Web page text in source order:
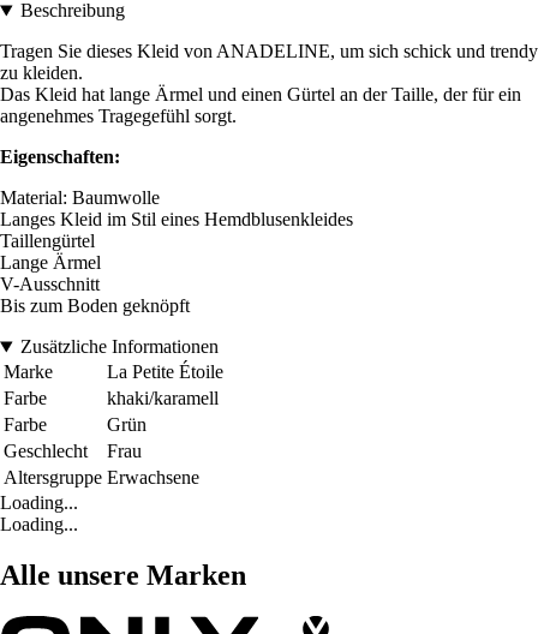
Beschreibung
Tragen Sie dieses Kleid von ANADELINE, um sich schick und trendy
zu kleiden.
Das Kleid hat lange Ärmel und einen Gürtel an der Taille, der für ein
angenehmes Tragegefühl sorgt.
Eigenschaften:
Material: Baumwolle
Langes Kleid im Stil eines Hemdblusenkleides
Taillengürtel
Lange Ärmel
V-Ausschnitt
Bis zum Boden geknöpft
Zusätzliche Informationen
Marke
La Petite Étoile
Farbe
khaki/karamell
Farbe
Grün
Geschlecht
Frau
Altersgruppe Erwachsene
Loading...
Loading...
Alle unsere Marken